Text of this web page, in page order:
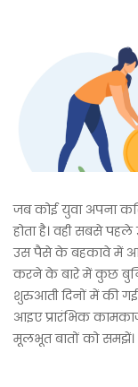
जब कोई युवा अपना
होता है। वही सबसे
उस पैसे के बहकावे में आ
करने के बारे में कुछ
शुरुआती दिनों में की
आइए प्रारंभिक
मूलभूत बातों को समझें।